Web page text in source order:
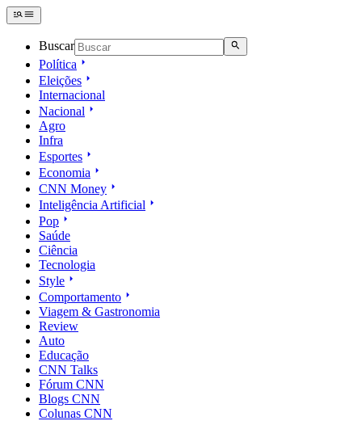
Buscar
Política
Eleições
Internacional
Nacional
Agro
Infra
Esportes
Economia
CNN Money
Inteligência Artificial
Pop
Saúde
Ciência
Tecnologia
Style
Comportamento
Viagem & Gastronomia
Review
Auto
Educação
CNN Talks
Fórum CNN
Blogs CNN
Colunas CNN